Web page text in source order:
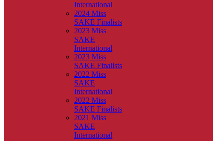
International
2024 Miss
SAKE Finalists
2023 Miss
SAKE
International
2023 Miss
SAKE Finalists
2022 Miss
SAKE
International
2022 Miss
SAKE Finalists
2021 Miss
SAKE
International